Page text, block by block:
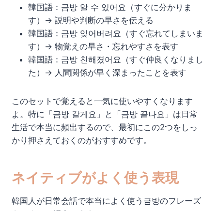
韓国語：금방 알 수 있어요（すぐに分かりま
す）→ 説明や判断の早さを伝える
韓国語：금방 잊어버려요（すぐ忘れてしまいま
す）→ 物覚えの早さ・忘れやすさを表す
韓国語：금방 친해졌어요（すぐ仲良くなりまし
た）→ 人間関係が早く深まったことを表す
このセットで覚えると一気に使いやすくなります
よ。特に「금방 갈게요」と「금방 끝나요」は日常
生活で本当に頻出するので、最初にこの2つをしっ
かり押さえておくのがおすすめです。
ネイティブがよく使う表現
韓国人が日常会話で本当によく使う금방のフレーズ